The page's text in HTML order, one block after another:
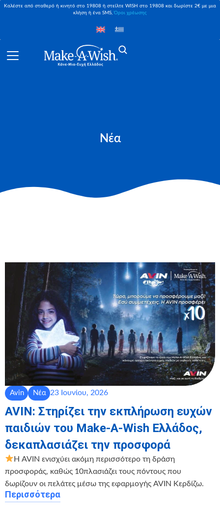
Καλέστε από σταθερό ή κινητό στο 19808 ή στείλτε WISH στο 19808 και δωρίστε 2€ με μια
κλήση ή ένα SMS,Όροι χρέωσης
Νέα
Avin Νέα 23 Ιουνίου, 2026
AVIN: Στηρίζει την εκπλήρωση ευχών
παιδιών του Make-A-Wish Ελλάδος,
δεκαπλασιάζει την προσφορά
Η AVIN ενισχύει ακόμη περισσότερο τη δράση
προσφοράς, καθώς 10πλασιάζει τους πόντους που
δωρίζουν οι πελάτες μέσω της εφαρμογής AVIN Κερδίζω.
Περισσότερα